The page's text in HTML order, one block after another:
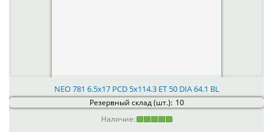
NEO 781 6.5x17 PCD 5x114.3 ET 50 DIA 64.1 BL
Резервный склад (шт.): 10
Наличие: